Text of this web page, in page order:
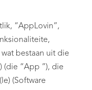
“AppLovin”,
bestaan uit die
(die “App ”), die
(Software